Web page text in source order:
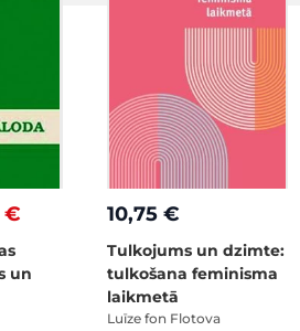
€
un
10,75 €
Tulkojums un dzimte:
tulkošana feminisma
laikmetā
Luīze fon Flotova